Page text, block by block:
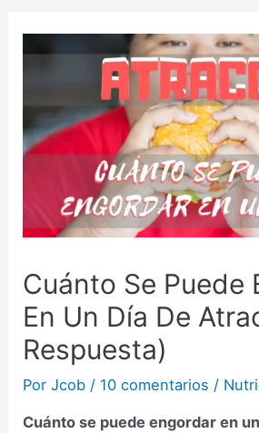
Cuánto Se Puede
En Un Día De
Respuesta)
PorJcob / 10 comentarios /
Cuánto se puede engordar en